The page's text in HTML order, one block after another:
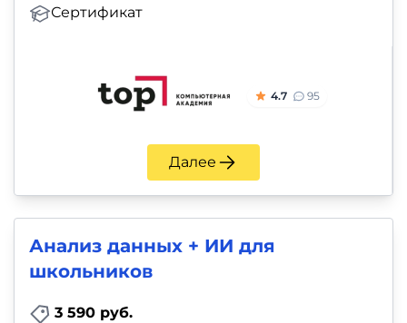
Сертификат
4.7 95
Далее
Анализ данных + ИИ для
школьников
3 590 руб.